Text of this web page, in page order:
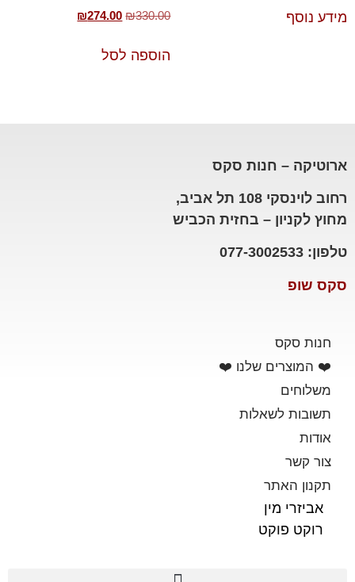
מידע נוסף ₪330.00
₪274.00
הוספה לסל
ארוטיקה – חנות סקס
רחוב לוינסקי 108 תל אביב,
מחוץ לקניון – בחזית הכביש
טלפון: 077-3002533
סקס שופ
חנות סקס
❤️ המוצרים שלנו ❤️
משלוחים
תשובות לשאלות
אודות
צור קשר
תקנון האתר
אביזרי מין
רוקט פוקט